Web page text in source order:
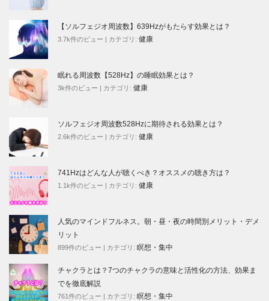
【ソルフェジオ周波数】639Hzがもたらす効果とは？
3.7k件のビュー | カテゴリ: 健康
眠れる周波数【528Hz】の睡眠効果とは？
3k件のビュー | カテゴリ: 健康
ソルフェジオ周波数528Hzに期待される効果とは？
2.6k件のビュー | カテゴリ: 健康
741Hzはどんな人が聴くべき？オススメの聴き方は？
1.1k件のビュー | カテゴリ: 健康
人気のマインドフルネス。朝・昼・夜の時間別メリット・デメ
リット
899件のビュー | カテゴリ: 瞑想・集中
チャクラとは？7つのチャクラの意味と活性化の方法、効果ま
でを徹底解説
761件のビュー | カテゴリ: 瞑想・集中